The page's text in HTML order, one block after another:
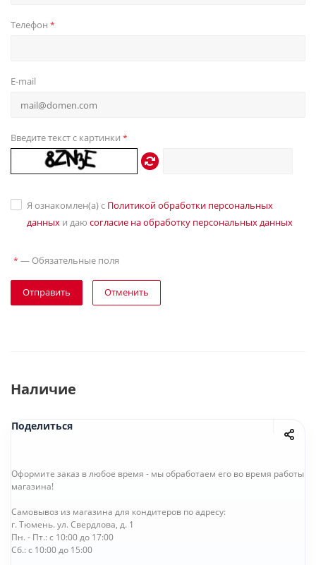
Телефон *
E-mail
Введите текст с картинки *
Я ознакомлен(а) с Политикой обработки персональных
данных и даю согласие на обработку персональных данных
* — Обязательные поля
Отправить Отменить
Наличие
Поделиться
Оформите заказ в любое время - мы обработаем его во время работы
магазина!
Самовывоз из магазина для кондитеров по адресу:
г. Тюмень. ул. Свердлова, д. 1
Пн. - Пт.: с 10:00 до 17:00
Сб.: с 10:00 до 15:00